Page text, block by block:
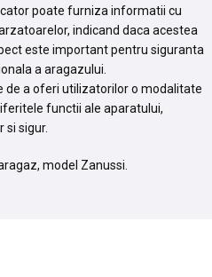
poate furniza informatii cu
indicand daca acestea
este important pentru siguranta
a aragazului.
de a oferi utilizatorilor o modalitate
functii ale aparatului,
si sigur.
model Zanussi.